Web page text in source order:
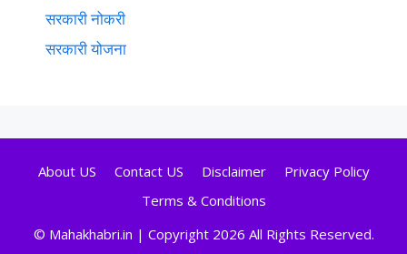
सरकारी नोकरी
सरकारी योजना
About US Contact US Disclaimer
Privacy Policy
Terms & Conditions
© Mahakhabri.in | Copyright 2026 All Rights Reserved.